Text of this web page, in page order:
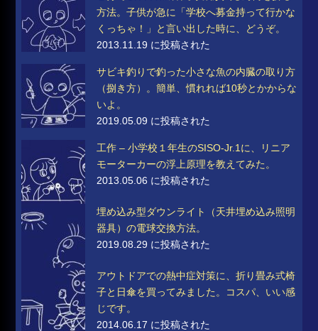
方法。子供が急に「学校へ募金持って行かな
くっちゃ！」と言い出した時に、どうぞ。
2013.11.19 に投稿された
サビキ釣りで釣った小さな魚の内臓の取り方
（捌き方）。簡単、慣れれば10秒とかからな
いよ。
2019.05.09 に投稿された
工作 – 小学校１年生のSISO-Jr.1に、リニア
モーターカーの浮上原理を教えてみた。
2013.05.06 に投稿された
埋め込み型ダウンライト（天井埋め込み照明
器具）の電球交換方法。
2019.08.29 に投稿された
アウトドアでの熱中症対策に、折り畳み式椅
子と日傘を買ってみました。コスパ、いい感
じです。
2014.06.17 に投稿された